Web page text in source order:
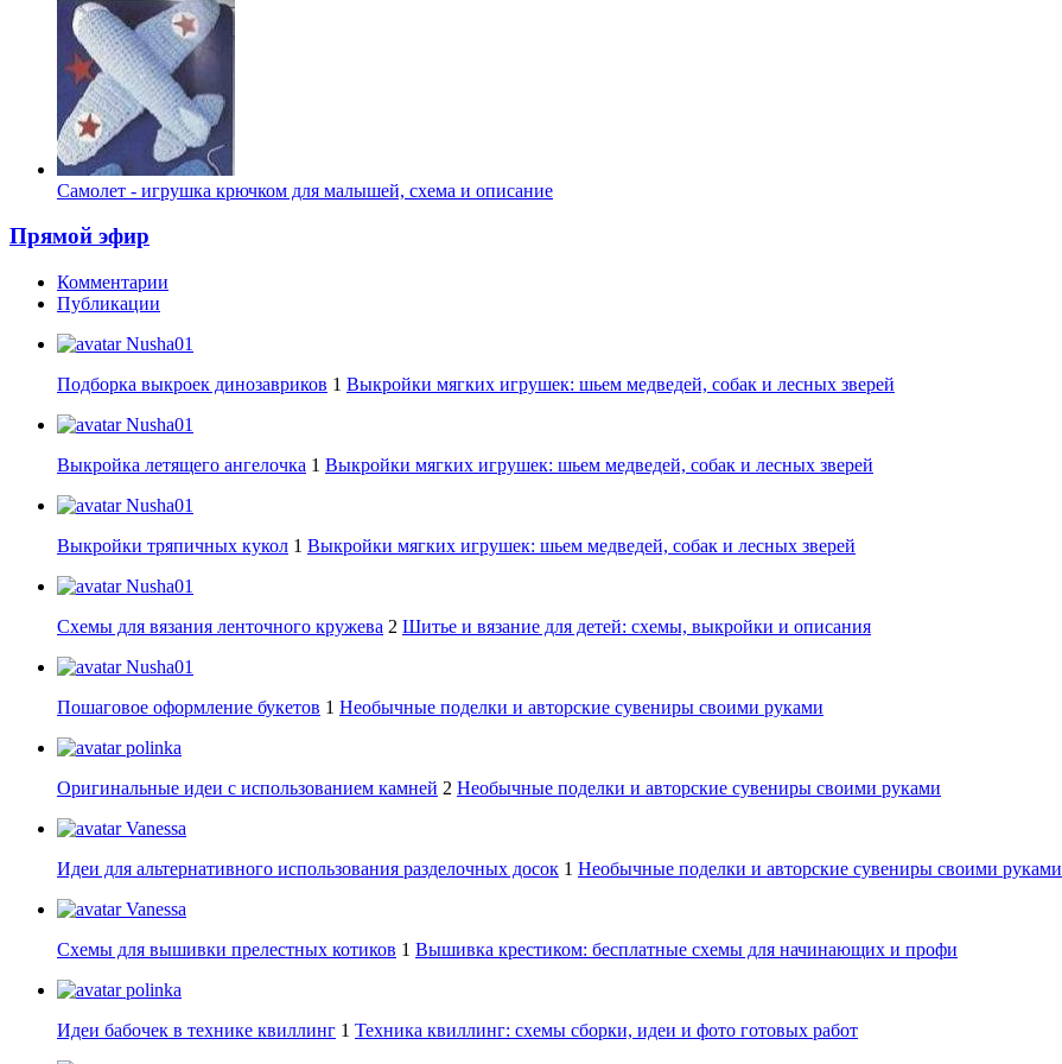
Самолет - игрушка крючком для малышей, схема и описание
Прямой эфир
Комментарии
Публикации
Nusha01
Подборка выкроек динозавриков 1 Выкройки мягких игрушек: шьем медведей, собак и лесных зверей
Nusha01
Выкройка летящего ангелочка 1 Выкройки мягких игрушек: шьем медведей, собак и лесных зверей
Nusha01
Выкройки тряпичных кукол 1 Выкройки мягких игрушек: шьем медведей, собак и лесных зверей
Nusha01
Схемы для вязания ленточного кружева 2 Шитье и вязание для детей: схемы, выкройки и описания
Nusha01
Пошаговое оформление букетов 1 Необычные поделки и авторские сувениры своими руками
polinka
Оригинальные идеи с использованием камней 2 Необычные поделки и авторские сувениры своими руками
Vanessa
Идеи для альтернативного использования разделочных досок 1 Необычные поделки и авторские сувениры своими руками
Vanessa
Схемы для вышивки прелестных котиков 1 Вышивка крестиком: бесплатные схемы для начинающих и профи
polinka
Идеи бабочек в технике квиллинг 1 Техника квиллинг: схемы сборки, идеи и фото готовых работ